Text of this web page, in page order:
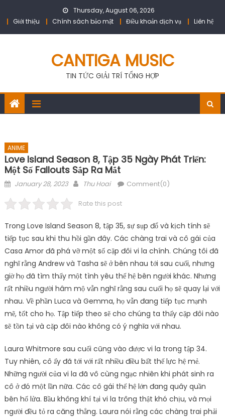
Thursday, August 06, 2026
Giới thiệu
Chính sách bảo mật Điều khoản dịch vụ Liên hệ
CANTIGA MUSIC
TIN TỨC GIẢI TRÍ TỔNG HỢP
ANIME
Love Island Season 8, Tập 35 Ngày Phát Triển:
Một Số Fallouts Sắp Ra Mắt
Posted
January 28, 2023 Author
Thu Hoai Comment(0)
Rate this post
Trong Love Island Season 8, tập 35, sự sụp đổ và kịch tính sẽ
tiếp tục sau khi thu hồi gần đây. Các chàng trai và cô gái của
Casa Amor đã phá vỡ một số cặp đôi vi la chính. Chúng tôi đã
nghĩ rằng Andrew và Tasha sẽ ở bên nhau tới sau cuối, nhưng
giờ họ đã tìm thấy một tình yêu thế hệ bên người khác. Nhưng
rất nhiều người hâm mộ vẫn nghĩ rằng sau cuối họ sẽ quay lại với
nhau. Về phần Luca và Gemma, họ vẫn đang tiếp tục mạnh
mẽ, tốt cho họ. Tập tiếp theo sẽ cho chúng ta thấy cặp đôi nào
sẽ tồn tại và cặp đôi nào không có ý nghĩa với nhau.
Laura Whitmore sau cuối cũng vào được vi la trong tập 34.
Tuy nhiên, cô ấy đã tới với rất nhiều điều bất thế lực hệ mẻ.
Những người của vi la đã vô cùng ngạc nhiên khi phát sinh ra
cô ở đó một lần nữa. Các cô gái thế hệ lớn đang quây quần
bên hố lửa. Bầu không khí tại vi la trông thật khó chịu, và mọi
người đều tỏ ra căng thẳng. Laura nói rằng các chàng trai phải